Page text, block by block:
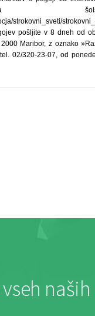
za
strokovni_sveti/
pošljite v 8 dneh od
Maribor, z oznako
02/320-23-07, od